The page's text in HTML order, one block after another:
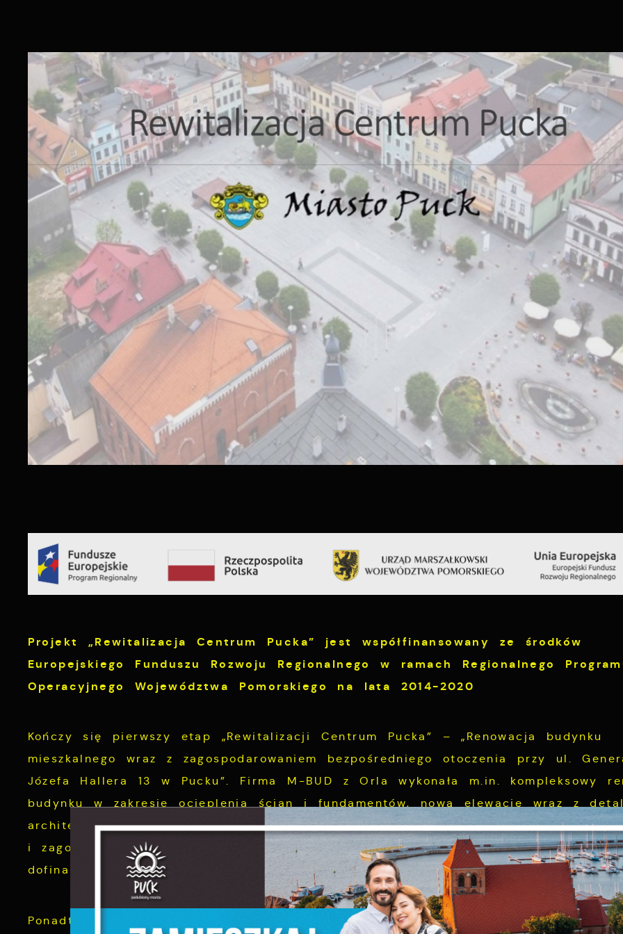
Projekt „Rewitalizacja Centrum Pucka” jest współfinansowany ze środków
Europejskiego Funduszu Rozwoju Regionalnego w ramach Regionalnego
Operacyjnego Województwa Pomorskiego na lata 2014-2020
Kończy się pierwszy etap „Rewitalizacji Centrum Pucka” – „Renowacja budynku
mieszkalnego wraz z zagospodarowaniem bezpośredniego otoczenia przy ul.
Józefa Hallera 13 w Pucku”. Firma M-BUD z Orla wykonała m.in. kompleksowy
budynku w zakresie ocieplenia ścian i fundamentów, nową elewację wraz z
architektonicznymi, wymieniła pokrycie dachowe, wyremontowała klatkę schodową
i zagospodarowała na nowo otoczenie budynku. Koszt inwestycji to ok. 550 tys.
dofinansowaniu w wysokości ok. 280 tys. zł.
Ponadto trwają prace budowlane przy inwestycji „Utworzenie Puckiego Centrum
Ustawienia
Szanujemy Twoją prywatność. Możesz zmienić ustawienia
cookies lub zaakceptować je wszystkie. W dowolnym
momencie możesz dokonać zmiany swoich ustawień.